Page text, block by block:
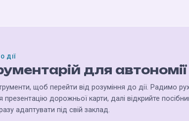
ДІЇ
для автономії
щоб перейти від розуміння до дії. Радимо
презентацію дорожньої карти, далі відкрийте
адаптувати під свій заклад.